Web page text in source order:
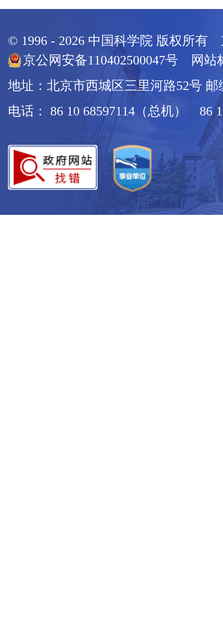
© 1996 - 2026 中国科学院 版权所有
京公网安备110402500047号 网站
地址：北京市西城区三里河路52号 邮
电话： 86 10 68597114（总机） 86